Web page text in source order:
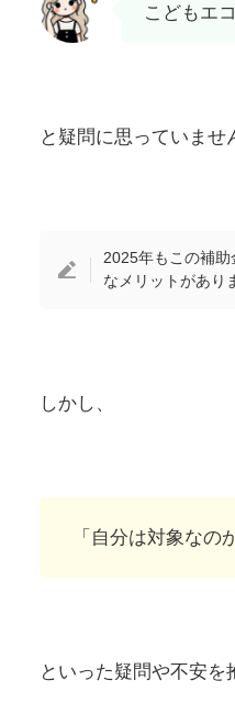
こどもエ
と疑問に思っていませ
2025年もこの補助
なメリットがあり
しかし、
「自分は対象なの
といった疑問や不安を